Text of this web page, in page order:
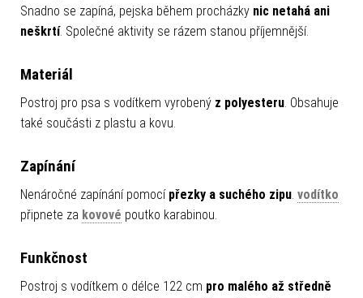
Snadno se zapíná, pejska během procházky nic netahá ani
neškrtí. Společné aktivity se rázem stanou příjemnější.
Materiál
Postroj pro psa s vodítkem vyrobený z polyesteru. Obsahuje
také součásti z plastu a kovu.
Zapínání
Nenáročné zapínání pomocí přezky a suchého zipu. vodítko
připnete za kovové poutko karabinou.
Funkčnost
Postroj s vodítkem o délce 122 cm pro malého až středně